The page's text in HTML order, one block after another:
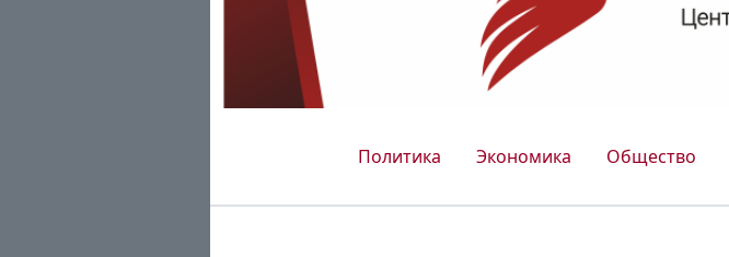
Политика Экономика Общество